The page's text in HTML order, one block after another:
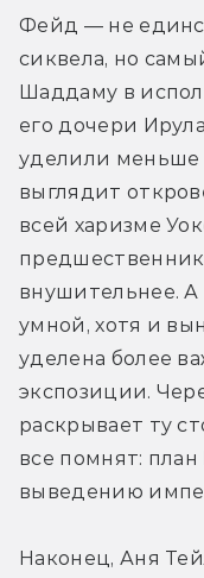
Фейд — не
сиквела, но
Шаддаму в
его дочери
уделили
выглядит
всей харизме
внушительнее. А
умной, хотя и
уделена более
экспозиции.
раскрывает ту
все помнят:
выведению
Наконец, Аня